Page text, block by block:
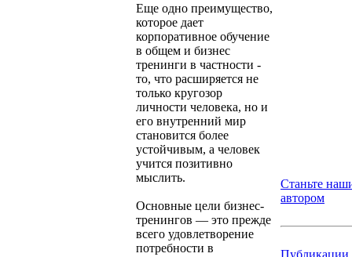
Еще одно преимущество,
которое дает
корпоративное обучение
в общем и бизнес
тренинги в частности -
то, что расширяется не
только кругозор
личности человека, но и
его внутренний мир
становится более
устойчивым, а человек
учится позитивно
мыслить.
Основные цели бизнес-
тренингов — это прежде
всего удовлетворение
потребности в
Станьте
автором
Публикации